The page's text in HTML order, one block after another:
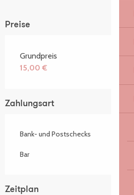
Preise
Grundpreis
15,00 €
Zahlungsart
Bank- und Postschecks
Bar
Zeitplan